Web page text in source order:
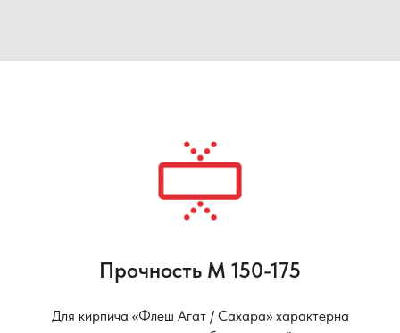
Прочность М 150-175
Для кирпича «Флеш Агат / Сахара» характерна